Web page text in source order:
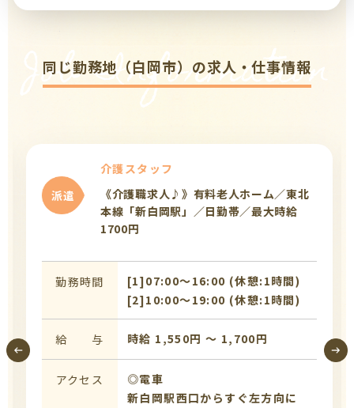
Job Information
同じ勤務地（白岡市）の求人・仕事情報
派遣
介護スタッフ
《介護職求人♪》有料老人ホーム／東北
本線「新白岡駅」／日勤帯／最大時給
1700円
勤務時間
[1]07:00〜16:00 (休憩:1時間)
[2]10:00〜19:00 (休憩:1時間)
給 与 時給 1,550円 〜 1,700円
アクセス
◎電車
新白岡駅西口からすぐ左方向に